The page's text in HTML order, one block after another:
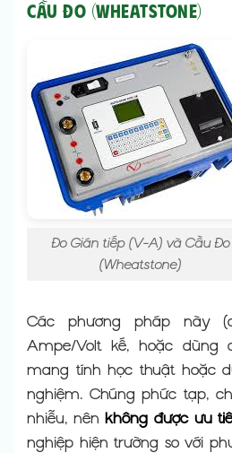
Cầu Đo (Wheatstone)
Đo Gián tiếp (V-A) và Cầu Đo
(Wheatstone)
Các phương pháp này
Ampe/Volt kế, hoặc dùng
mang tính học thuật hoặc
nghiệm. Chúng phức tạp,
nhiễu, nên không được ưu
nghiệp hiện trường so với